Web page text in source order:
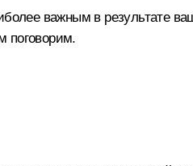
важным в результате
поговорим.